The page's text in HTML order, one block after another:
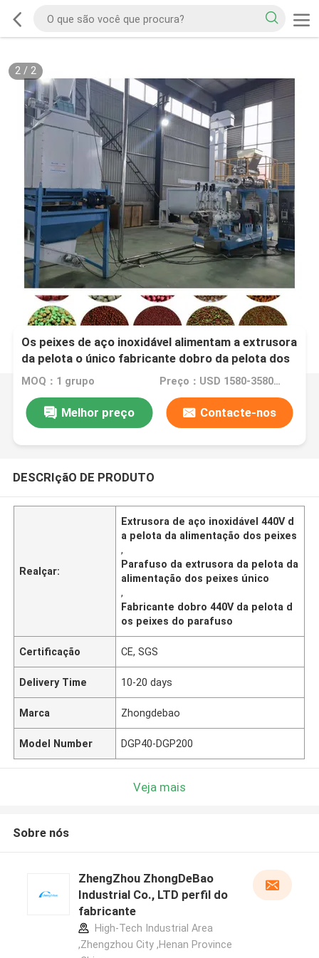
2/ 2
Os peixes de aço inoxidável alimentam a extrusora
da pelota o único fabricante dobro da pelota dos
peixes do parafuso
MOQ：1 grupo Preço：USD 1580-3580set
Melhor preço Contacte-nos
DESCRIçãO DE PRODUTO
Realçar:
Extrusora de aço inoxidável 440V d
a pelota da alimentação dos peixes
,
Parafuso da extrusora da pelota da
alimentação dos peixes único
,
Fabricante dobro 440V da pelota d
os peixes do parafuso
Certificação CE, SGS
Delivery Time 10-20 days
Marca Zhongdebao
Model Number DGP40-DGP200
Veja mais
Sobre nós
ZhengZhou ZhongDeBao
Industrial Co., LTD perfil do
fabricante
High-Tech Industrial Area
,Zhengzhou City ,Henan Province